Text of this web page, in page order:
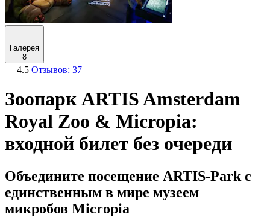
Галерея
8
4.5 Отзывов: 37
Зоопарк ARTIS Amsterdam
Royal Zoo & Micropia:
входной билет без очереди
Объедините посещение ARTIS-Park с
единственным в мире музеем
микробов Micropia